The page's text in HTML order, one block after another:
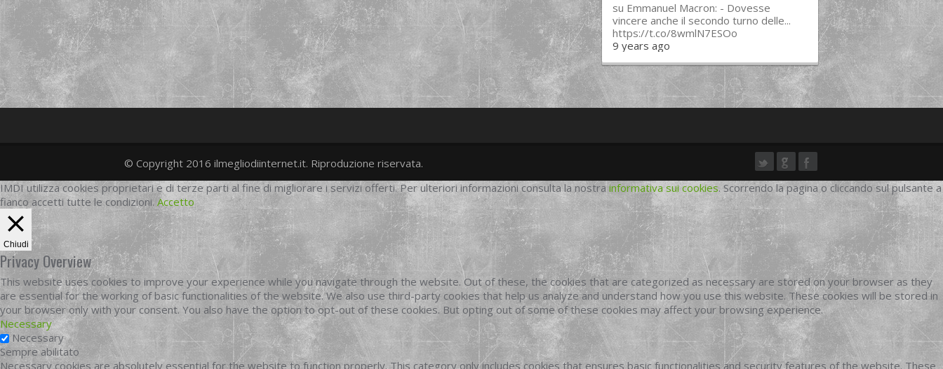
su Emmanuel Macron: - Dovesse
vincere anche il secondo turno delle...
https://t.co/8wmlN7ESOo
9 years ago
twittergoogleplus
facebook
© Copyright 2016 ilmegliodiinternet.it. Riproduzione riservata.
IMDI utilizza cookies proprietari e di terze parti al fine di migliorare i servizi offerti. Per ulteriori informazioni consulta la nostra informativa sui cookies. Scorrendo la pagina o cliccando sul pulsante a
fianco accetti tutte le condizioni. Accetto
Chiudi
Privacy Overview
This website uses cookies to improve your experience while you navigate through the website. Out of these, the cookies that are categorized as necessary are stored on your browser as they
are essential for the working of basic functionalities of the website. We also use third-party cookies that help us analyze and understand how you use this website. These cookies will be stored in
your browser only with your consent. You also have the option to opt-out of these cookies. But opting out of some of these cookies may affect your browsing experience.
Necessary
Necessary
Sempre abilitato
Necessary cookies are absolutely essential for the website to function properly. This category only includes cookies that ensures basic functionalities and security features of the website. These